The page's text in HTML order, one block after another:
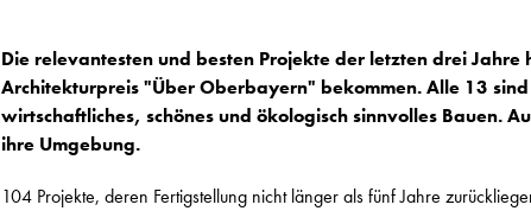
Die relevantesten und besten Projekte der letzten drei
Architekturpreis "Über Oberbayern" bekommen. Alle 13
wirtschaftliches, schönes und ökologisch sinnvolles Bauen.
ihre Umgebung.
104 Projekte, deren Fertigstellung nicht länger als fünf Jahre